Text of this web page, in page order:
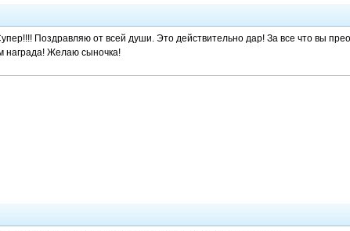
Поздравляю от всей души. Это действительно дар! За все что вы
награда! Желаю сыночка!